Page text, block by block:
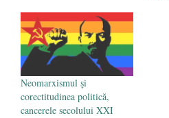
Neomarxismul și
corectitudinea politică,
cancerele secolului XXI